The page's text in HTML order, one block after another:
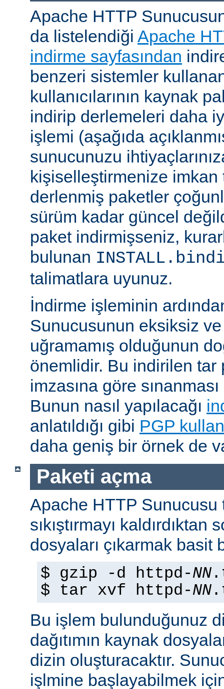
Apache HTTP
da listelendiği Apache
indirme sayfasından
benzeri sistemler
kullanıcılarının kaynak
indirip derlemeleri daha
işlemi (aşağıda
sunucunuzu
kişiselleştirmenize imkan
derlenmiş paketler
sürüm kadar güncel
paket indirmişseniz,
bulunan
talimatlara uyunuz.
İndirme işleminin
Sunucusunun eksiksiz
uğramamış olduğunun
önemlidir. Bu indirilen tar
imzasına göre
Bunun nasıl yapılacağı
anlatıldığı gibi PGP
daha geniş bir örnek de
Paketi açma
Apache HTTP Sunucusu
sıkıştırmayı
dosyaları çıkarmak basit
$ gzip -d httpd-NN
$ tar xvf httpd-NN
Bu işlem bulunduğunuz
dağıtımın kaynak
dizin oluşturacaktır.
işlmine başlayabilmek